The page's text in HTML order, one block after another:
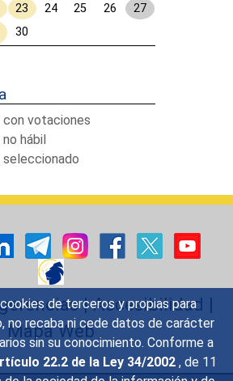
de terceros y propias para
no recaba ni cede datos de carácter
sin su conocimiento. Conforme a
22.2 de la Ley 34/2002 , de 11
23 24 25 26
27
30
con votaciones
no hábil
seleccionado
|Accesibilidad |
Mapa Web